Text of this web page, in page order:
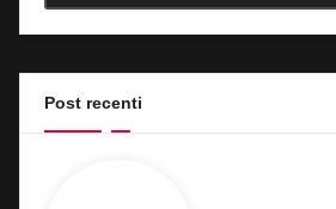
Post recenti